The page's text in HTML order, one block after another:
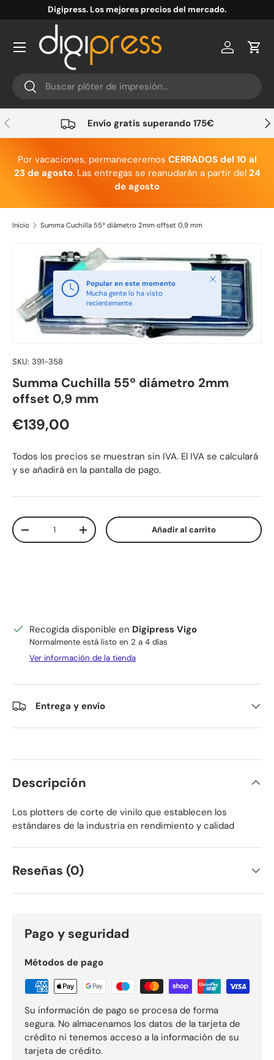
Ir al contenido
Digipress. Los mejores precios del mercado.
Buscar
Buscar
Cuenta
Anterior Envío gratis superando 175€
Por vacaciones, permaneceremos CERRADOS del 10 al
23 de agosto. Las entregas se reanudarán a partir del 24
de agosto
Inicio Summa Cuchilla 55º diámetro 2mm offset 0,9 mm
Ir directamente a la información del producto
Popular en este momento
Mucha gente lo ha visto
recientemente
Cerrar
SKU: 391-358
Summa Cuchilla 55º diámetro 2mm
offset 0,9 mm
Precio normal
€139,00
Todos los precios se muestran sin IVA. El IVA se calculará
y se añadirá en la pantalla de pago.
Cant.
Disminuir cantidadAumentar la cantidadAñadir al carrito
Recogida disponible en Digipress Vigo
Normalmente está listo en 2 a 4 días
Ver información de la tienda
Entrega y envío
Descripción
Los plotters de corte de vinilo que establecen los
estándares de la industria en rendimiento y calidad
Reseñas (0)
Pago y seguridad
Métodos de pago
Su información de pago se procesa de forma
segura. No almacenamos los datos de la tarjeta de
crédito ni tenemos acceso a la información de su
tarjeta de crédito.